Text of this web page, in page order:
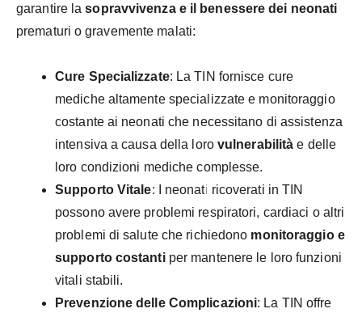
garantire lasopravvivenza e il benessere dei neonati
prematuri o gravemente malati:
Cure Specializzate: La TIN fornisce cure
mediche altamente specializzate e monitoraggio
costante ai neonati che necessitano di assistenza
intensiva a causa della loro vulnerabilità e delle
loro condizioni mediche complesse.
Supporto Vitale: I neonati ricoverati in TIN
possono avere problemi respiratori, cardiaci o altri
problemi di salute che richiedono monitoraggio e
supporto costantiper mantenere le loro funzioni
vitali stabili.
Prevenzione delle Complicazioni: La TIN offre